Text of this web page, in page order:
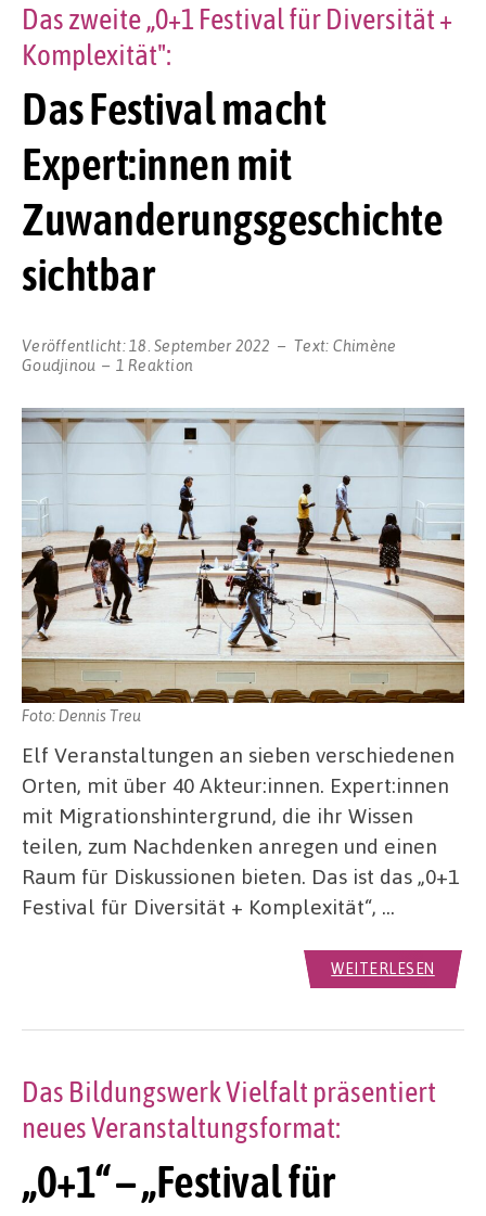
Das Festival macht
Expert:innen mit
Zuwanderungsgeschichte
sichtbar
Das zweite „0+1 Festival für Diversität +
Komplexität":
Veröffentlicht: 18. September 2022 Text: Chimène
Goudjinou
1 Reaktion
Foto: Dennis Treu
Elf Veranstaltungen an sieben verschiedenen
Orten, mit über 40 Akteur:innen. Expert:innen
mit Migrationshintergrund, die ihr Wissen
teilen, zum Nachdenken anregen und einen
Raum für Diskussionen bieten. Das ist das „0+1
Festival für Diversität + Komplexität“, …
WEITERLESEN
„0+1“ – „Festival für
Das Bildungswerk Vielfalt präsentiert
neues Veranstaltungsformat: